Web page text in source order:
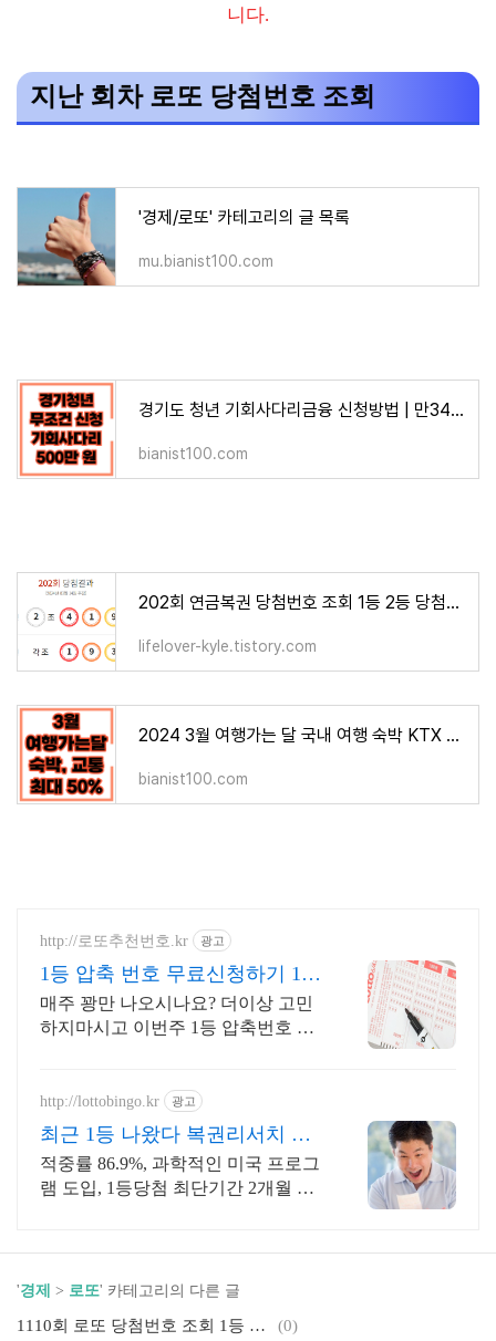
니다.
지난 회차 로또 당첨번호 조회
'경제/로또' 카테고리의 글 목록
mu.bianist100.com
경기도 청년 기회사다리금융 신청방법 | 만34세 이하 450만원까지
bianist100.com
202회 연금복권 당첨번호 조회 1등 2등 당첨판매점 명당
lifelover-kyle.tistory.com
2024 3월 여행가는 달 국내 여행 숙박 KTX 할인받는 법
bianist100.com
http://로또추천번호.kr 광고
1등 압축 번호 무료신청하기 10
조합 압축번호무료신청하기
매주 꽝만 나오시나요? 더이상 고민
하지마시고 이번주 1등 압축번호 무
드립니다
http://lottobingo.kr 광고
최근 1등 나왔다 복권리서치 매
주 2등 이상 당첨자 속출
적중률 86.9%, 과학적인 미국 프로그
램 도입, 1등당첨 최단기간 2개월 신
'경제 > 로또' 카테고리의 다른 글
1110회 로또 당첨번호 조회 1등 2등 당첨지역 (0)